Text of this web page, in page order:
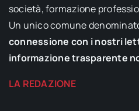
società, formazione
Un unico comune
connessione con i nostri
informazione trasparente
LA REDAZIONE